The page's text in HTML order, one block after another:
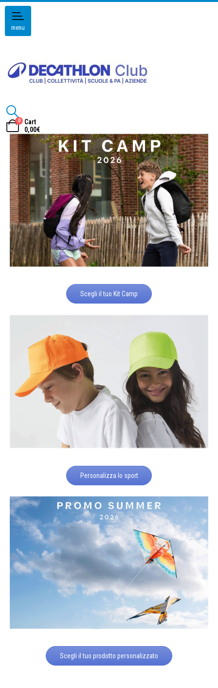
menu
0
Cart
0,00€
Scegli il tuo Kit Camp
Personalizza lo sport
Scegli il tuo prodotto personalizzato